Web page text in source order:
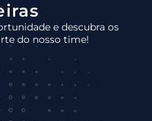
e descubra os
do nosso time!